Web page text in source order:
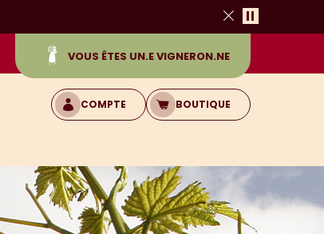
Fermer
VOUS ÊTES UN.E VIGNERON.NE
COMPTE BOUTIQUE